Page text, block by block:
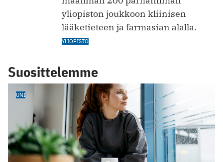
yliopiston joukkoon kliinisen
lääketieteen ja farmasian alalla.
YLIOPISTO
Suosittelemme
UNI